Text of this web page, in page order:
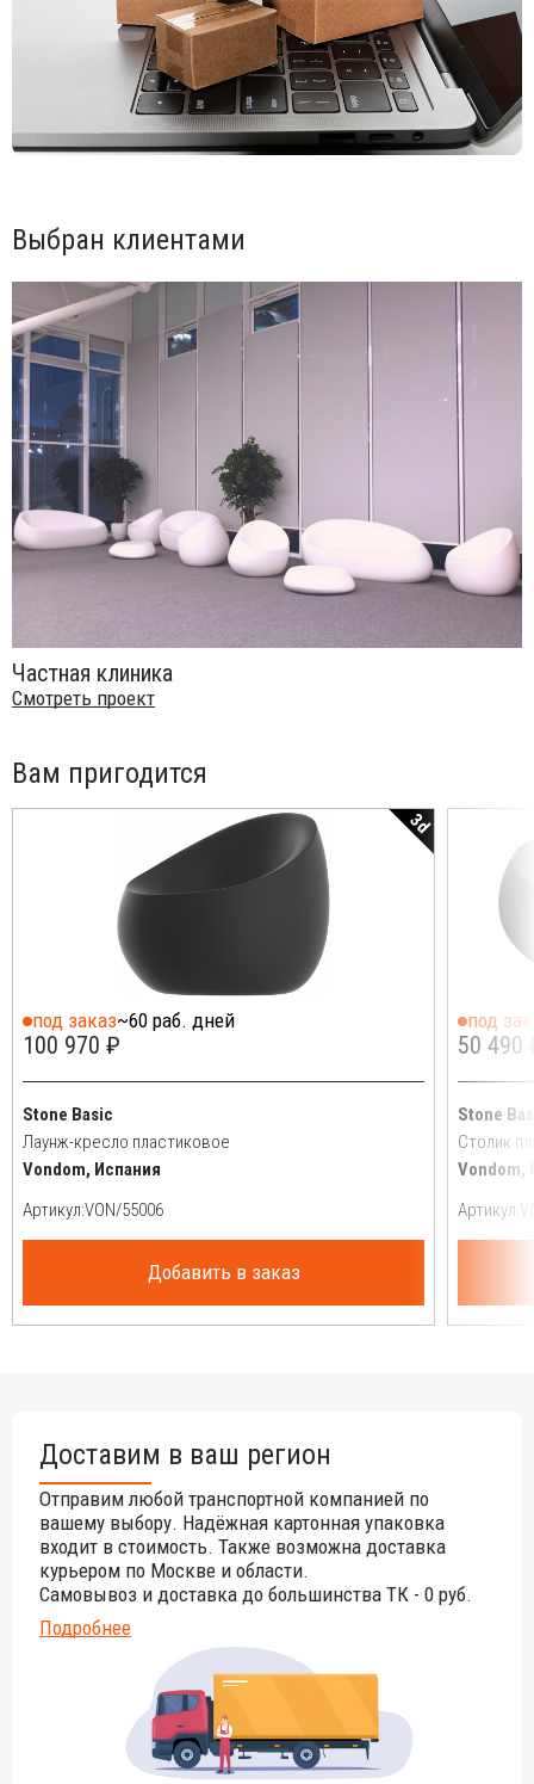
Выбран клиентами
Частная клиника
Смотреть проект
Вам пригодится
3d
под заказ~60 раб. дней
100 970 ₽
Stone Basic
Лаунж-кресло пластиковое
Vondom, Испания
Артикул:
Добавить в заказ
под
50 490
Stone
Столик
Vondom,
Артикул:
Доставим в ваш регион
Отправим любой транспортной компанией по
вашему выбору. Надёжная картонная упаковка
входит в стоимость. Также возможна доставка
курьером по Москве и области.
Самовывоз и доставка до большинства ТК - 0 руб.
Подробнее